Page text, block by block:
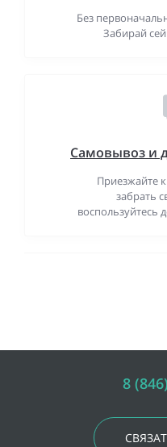
Без
Забирай
Самовывоз и
Приезжайте
забрать
воспользуйтесь
8